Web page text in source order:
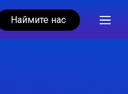
Наймите нас